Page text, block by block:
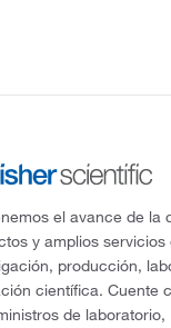
el avance de la
y amplios
producción,
científica. Cuente
de